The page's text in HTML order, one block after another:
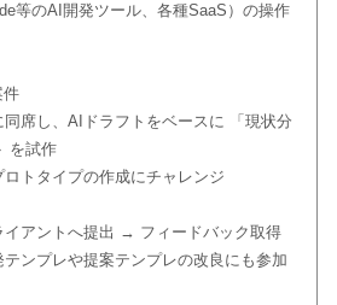
等のAI開発ツール、各種SaaS）の操作
件
席し、AIドラフトをベースに 「現状分
を試作
トタイプの作成にチャレンジ
イアントへ提出 → フィードバック取得
ンプレや提案テンプレの改良にも参加